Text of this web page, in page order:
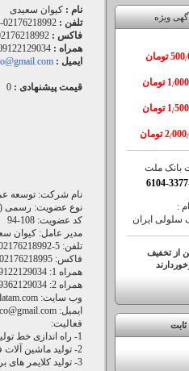
نام : کیوان سعیدی
تلفن : 02176218992-5
فاکس : 5
همراه :
ایمیل :
قیمت پیشنهادی : 0
نام شرکت: توسعه
نوع عضویت: رسمی
کد عضویت: 108-94
مدیر عامل: کیوان
تلفن: 5-02176218992
فاکس: 02176218995
همراه 1: 09122129034
همراه 2: 09362129034
وب سایت: www.omrandatam.com
ایمیل: datam.irco@gmail.com
فعاليت:
1- راه اندازی خط تولید بلوک بتن سبک
2- تولید ماشین آلات فوم بتن
3- تولید کلایمر های برقی و مکانیکی
ویژه
500/
1/000
1/500
2/000/
بانک ملت
6104-
:
سلولی ایران
از تخفیف
ثابت